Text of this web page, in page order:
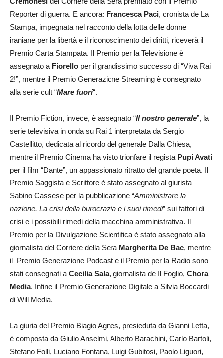
Reporter di guerra. E ancora: Francesca Paci, cronista de La
Stampa, impegnata nel racconto della lotta delle donne
iraniane per la libertà e il riconoscimento dei diritti, riceverà il
Premio Carta Stampata. Il Premio per la Televisione è
assegnato a Fiorello per il grandissimo successo di “Viva Rai
2!”, mentre il Premio Generazione Streaming è consegnato
alla serie cult “Mare fuori“.
Il Premio Fiction, invece, è assegnato “Il nostro generale”, la
serie televisiva in onda su Rai 1 interpretata da Sergio
Castellitto, dedicata al ricordo del generale Dalla Chiesa,
mentre il Premio Cinema ha visto trionfare il regista Pupi Avati
per il film “Dante”, un appassionato ritratto del grande poeta. Il
Premio Saggista e Scrittore è stato assegnato al giurista
Sabino Cassese per la pubblicazione “Amministrare la
nazione. La crisi della burocrazia e i suoi rimedi” sui fattori di
crisi e i possibili rimedi della macchina amministrativa. Il
Premio per la Divulgazione Scientifica è stato assegnato alla
giornalista del Corriere della Sera Margherita De Bac, mentre
il Premio Generazione Podcast e il Premio per la Radio sono
stati consegnati a Cecilia Sala, giornalista de Il Foglio, Chora
Media. Infine il Premio Generazione Digitale a Silvia Boccardi
di Will Media.
La giuria del Premio Biagio Agnes, presieduta da Gianni Letta,
è composta da Giulio Anselmi, Alberto Barachini, Carlo Bartoli,
Stefano Folli, Luciano Fontana, Luigi Gubitosi, Paolo Liguori,